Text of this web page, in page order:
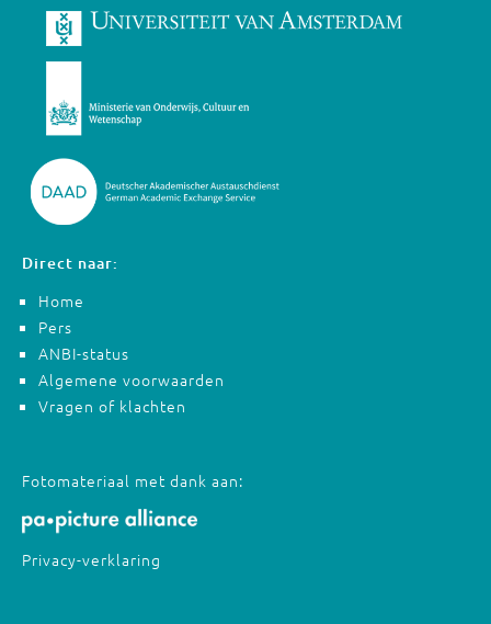
Direct naar:
Home
Pers
ANBI-status
Algemene voorwaarden
Vragen of klachten
Fotomateriaal met dank aan:
Privacy-verklaring